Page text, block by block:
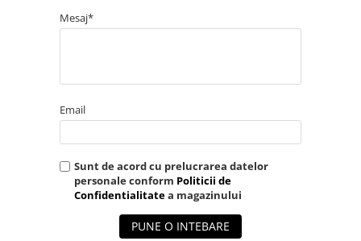
Mesaj*
Email
Sunt de acord cu prelucrarea datelor
personale conform Politicii de
Confidentialitatea magazinului
PUNE O INTEBARE